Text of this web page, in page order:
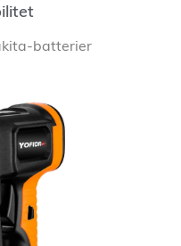
batterier